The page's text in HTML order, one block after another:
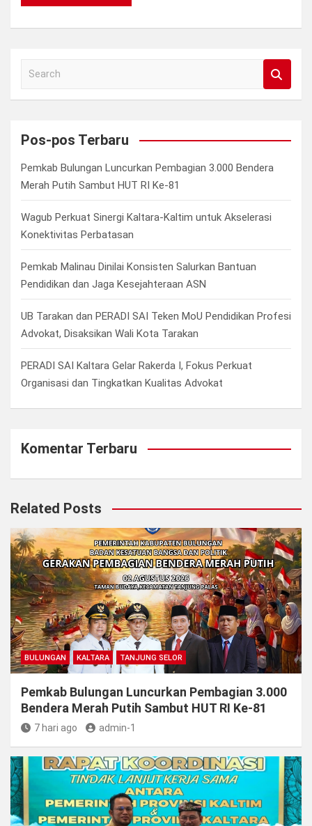
a
c
Pos-pos Terbaru
Pemkab Bulungan Luncurkan Pembagian 3.000 Bendera
Merah Putih Sambut HUT RI Ke-81
Wagub Perkuat Sinergi Kaltara-Kaltim untuk Akselerasi
Konektivitas Perbatasan
Pemkab Malinau Dinilai Konsisten Salurkan Bantuan
Pendidikan dan Jaga Kesejahteraan ASN
UB Tarakan dan PERADI SAI Teken MoU Pendidikan Profesi
Advokat, Disaksikan Wali Kota Tarakan
PERADI SAI Kaltara Gelar Rakerda I, Fokus Perkuat
Organisasi dan Tingkatkan Kualitas Advokat
Komentar Terbaru
Related Posts
BULUNGAN KALTARA TANJUNG SELOR
Pemkab Bulungan Luncurkan Pembagian 3.000
Bendera Merah Putih Sambut HUT RI Ke-81
7 hari ago admin-1